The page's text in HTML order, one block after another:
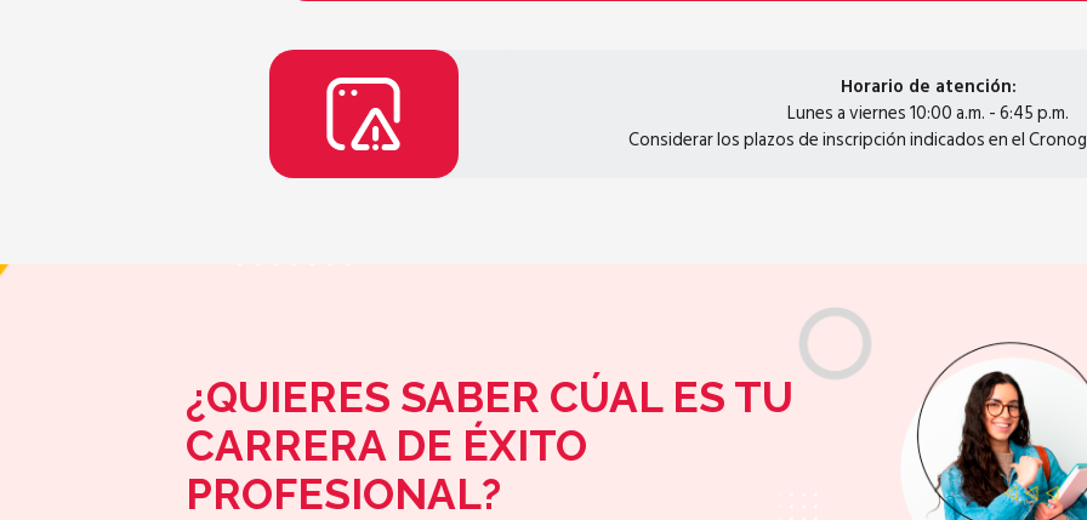
Horario de atención:
Lunes a viernes 10:00 a.m. - 6:45 p.m.
Considerar los plazos de inscripción indicados en el
¿QUIERES SABER CÚAL ES TU
CARRERA DE ÉXITO
PROFESIONAL?